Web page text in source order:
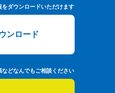
ダウンロードいただけます
ンロード
どなんでもご相談ください